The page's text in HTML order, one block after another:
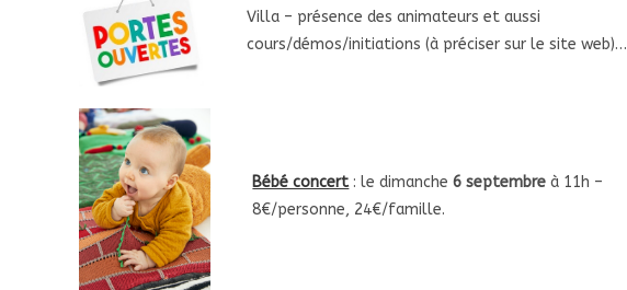
Villa – présence des animateurs et aussi
cours/démos/initiations (à préciser sur le site web)…
Bébé concert: le dimanche6 septembre à 11h –
8€/personne, 24€/famille.